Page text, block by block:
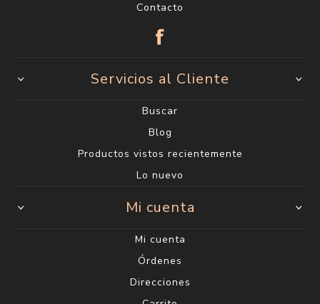
Contacto
Servicios al Cliente
Buscar
Blog
Productos vistos recientemente
Lo nuevo
Mi cuenta
Mi cuenta
Órdenes
Direcciones